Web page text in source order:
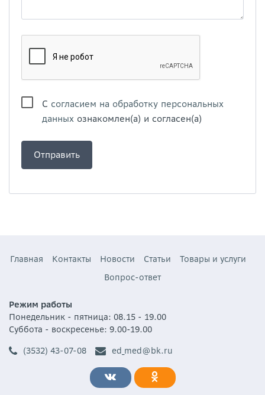
С согласием на обработку персональных
данных ознакомлен(а) и согласен(а)
Главная Контакты Новости Статьи
Товары и услуги
Вопрос-ответ
Режим работы
Понедельник - пятница: 08.15 - 19.00
Суббота - воскресенье: 9.00-19.00
(3532) 43-07-08
ed_med@bk.ru